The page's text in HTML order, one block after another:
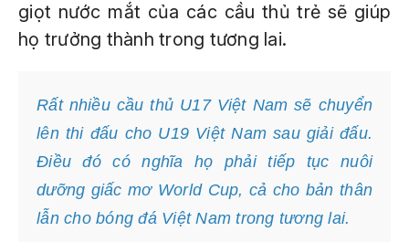
giọt nước mắt của các cầu thủ trẻ sẽ giúp
họ trưởng thành trong tương lai.
Rất nhiều cầu thủ U17 Việt Nam sẽ chuyển
lên thi đấu cho U19 Việt Nam sau giải đấu.
Điều đó có nghĩa họ phải tiếp tục nuôi
dưỡng giấc mơ World Cup, cả cho bản thân
lẫn cho bóng đá Việt Nam trong tương lai.